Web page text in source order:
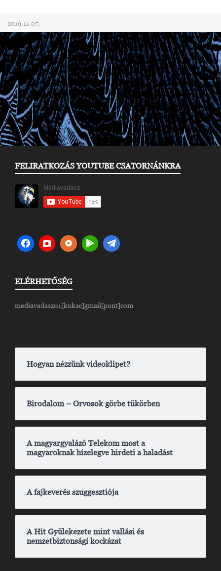
2019.11.07.
FELIRATKOZÁS YOUTUBE CSATORNÁNKRA
ELÉRHETŐSÉG
mediavadasz01[kukac]gmail[pont]com
Hogyan nézzünk videoklipet?
Birodalom – Orvosok görbe tükörben
A magyargyalázó Telekom most a
magyaroknak hízelegve hirdeti a haladást
A fajkeverés szuggesztiója
A Hit Gyülekezete mint vallási és
nemzetbiztonsági kockázat